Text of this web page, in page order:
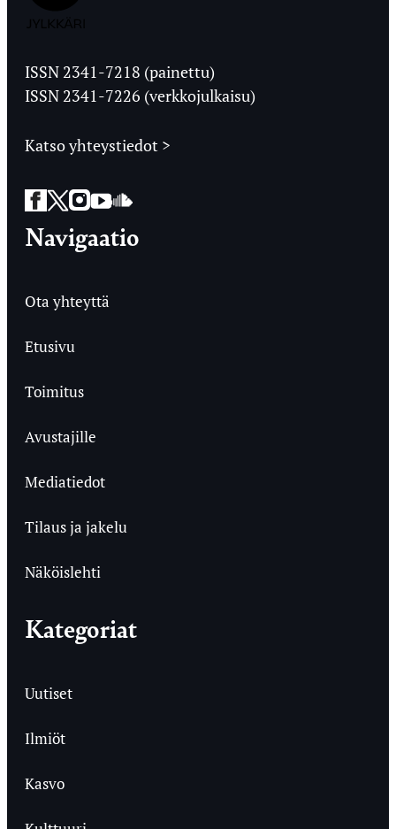
Ylioppilaslehti
ISSN 2341-7218 (painettu)
ISSN 2341-7226 (verkkojulkaisu)
Katso yhteystiedot >
Facebook
Twitter
Instagram
YouTube
SoundCloud
Navigaatio
Ota yhteyttä
Etusivu
Toimitus
Avustajille
Mediatiedot
Tilaus ja jakelu
Näköislehti
Kategoriat
Uutiset
Ilmiöt
Kasvo